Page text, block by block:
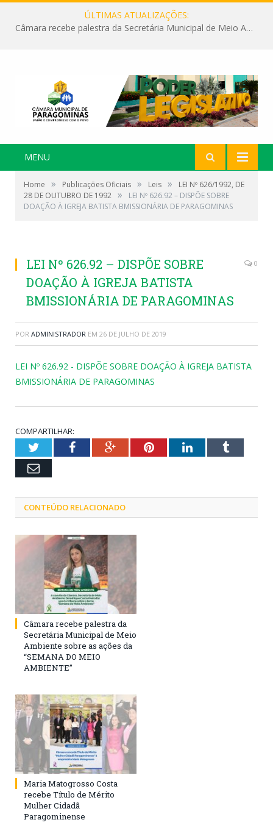
ÚLTIMAS ATUALIZAÇÕES:
Câmara recebe palestra da Secretária Municipal de Meio Ambiente sobre as ações da “SEMANA DO MEIO AMBIENTE”
MENU
Home » Publicações Oficiais » Leis »
LEI Nº 626/1992, DE
28 DE OUTUBRO DE 1992 »
LEI Nº 626.92 – DISPÕE SOBRE
DOAÇÃO À IGREJA BATISTA BMISSIONÁRIA DE PARAGOMINAS
LEI Nº 626.92 – DISPÕE SOBRE
DOAÇÃO À IGREJA BATISTA
BMISSIONÁRIA DE PARAGOMINAS
0
POR ADMINISTRADOR EM 26 DE JULHO DE 2019
LEI Nº 626.92 - DISPÕE SOBRE DOAÇÃO À IGREJA BATISTA
BMISSIONÁRIA DE PARAGOMINAS
COMPARTILHAR:
TwitterFacebookGoogle+PinterestLinkedInTumblr
Email
CONTEÚDO RELACIONADO
Câmara recebe palestra da
Secretária Municipal de Meio
Ambiente sobre as ações da
“SEMANA DO MEIO
AMBIENTE”
Maria Matogrosso Costa
recebe Título de Mérito
Mulher Cidadã
Paragominense